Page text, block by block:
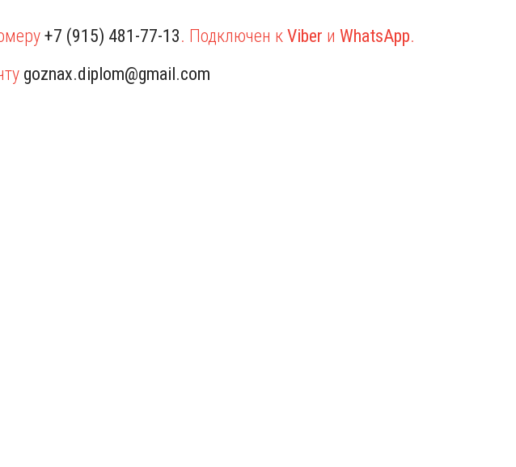
+7 (915) 481-77-13. Подключен к Viber и WhatsApp.
goznax.diplom@gmail.com